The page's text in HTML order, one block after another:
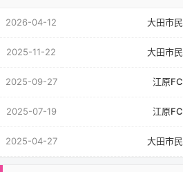
2026-04-12 大田市民
2025-11-22 大田市民
2025-09-27 江原FC
2025-07-19 江原FC
2025-04-27 大田市民